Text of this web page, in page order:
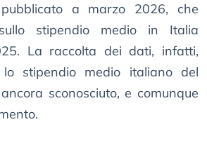
a marzo 2026, che
stipendio medio in Italia
La raccolta dei dati, infatti,
lo stipendio medio italiano del
sconosciuto, e comunque